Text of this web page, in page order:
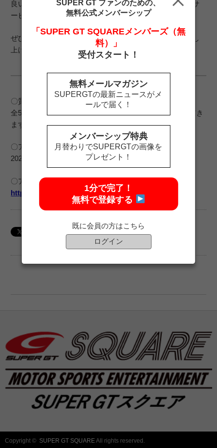
良い環境づくり」および「より有益な情報発信」など、サ
ービス向上に取り組んで参ります。
ぜひ、アンケートにご協力くださいますよう、お願い申し
上げます。
〇質問数
全5問 ※お一人あたりご回答は一回までとさせていただき
ますようお願いいたします。
〇アンケート回答受付期間
2021年2月19日（金）正午～2月25日（木）23:59
〇アンケートフォーム ※下記URLよりご回答ください。
https://forms.gle/HmkfkR9kF277t8Fg8
Copyright © SUPER GT SQUAREAll rights reserved.
SUPER GT ファンのための、
無料公式メンバーシップ
「SUPER GT SQUAREメンバーズ（無
料）」
受付スタート！
無料メールマガジン
SUPERGTの最新ニュースがメ
ールで届く！
メンバーシップ特典
月替わりでSUPERGTの画像を
プレゼント！
1分で完了！
無料で登録する
既に会員の方はこちら
ログイン